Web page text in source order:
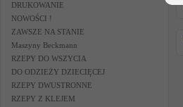
DRUKOWANIE
NOWOŚCI !
ZAWSZE NA STANIE
Maszyny Beckmann
RZEPY DO WSZYCIA
DO ODZIEŻY DZIECIĘCEJ
RZEPY DWUSTRONNE
RZEPY Z KLEJEM